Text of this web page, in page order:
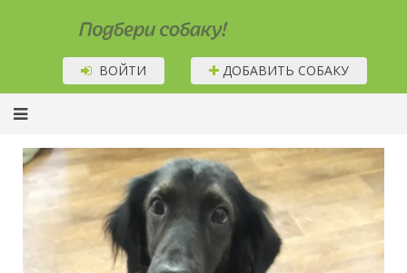
Подбери собаку!
ВОЙТИ ДОБАВИТЬ СОБАКУ